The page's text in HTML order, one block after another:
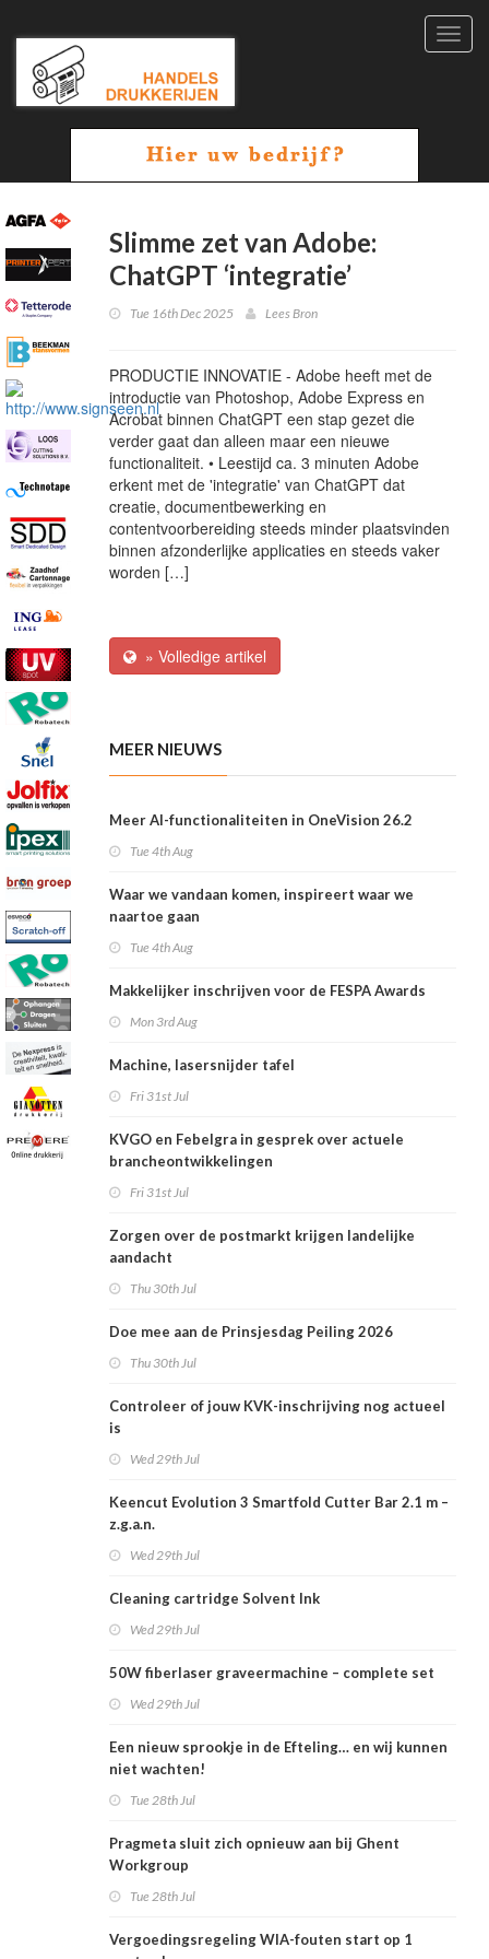
Slimme zet van Adobe:
ChatGPT ‘integratie’
Tue 16th Dec 2025 Lees Bron
PRODUCTIE INNOVATIE - Adobe heeft met de
introductie van Photoshop, Adobe Express en
Acrobat binnen ChatGPT een stap gezet die
verder gaat dan alleen maar een nieuwe
functionaliteit. • Leestijd ca. 3 minuten Adobe
erkent met de 'integratie' van ChatGPT dat
creatie, documentbewerking en
contentvoorbereiding steeds minder plaatsvinden
binnen afzonderlijke applicaties en steeds vaker
worden […]
» Volledige artikel
MEER NIEUWS
Meer AI-functionaliteiten in OneVision 26.2
Tue 4th Aug
Waar we vandaan komen, inspireert waar we
naartoe gaan
Tue 4th Aug
Makkelijker inschrijven voor de FESPA Awards
Mon 3rd Aug
Machine, lasersnijder tafel
Fri 31st Jul
KVGO en Febelgra in gesprek over actuele
brancheontwikkelingen
Fri 31st Jul
Zorgen over de postmarkt krijgen landelijke
aandacht
Thu 30th Jul
Doe mee aan de Prinsjesdag Peiling 2026
Thu 30th Jul
Controleer of jouw KVK-inschrijving nog actueel
is
Wed 29th Jul
Keencut Evolution 3 Smartfold Cutter Bar 2.1 m –
z.g.a.n.
Wed 29th Jul
Cleaning cartridge Solvent Ink
Wed 29th Jul
50W fiberlaser graveermachine – complete set
Wed 29th Jul
Een nieuw sprookje in de Efteling… en wij kunnen
niet wachten!
Tue 28th Jul
Pragmeta sluit zich opnieuw aan bij Ghent
Workgroup
Tue 28th Jul
Vergoedingsregeling WIA-fouten start op 1